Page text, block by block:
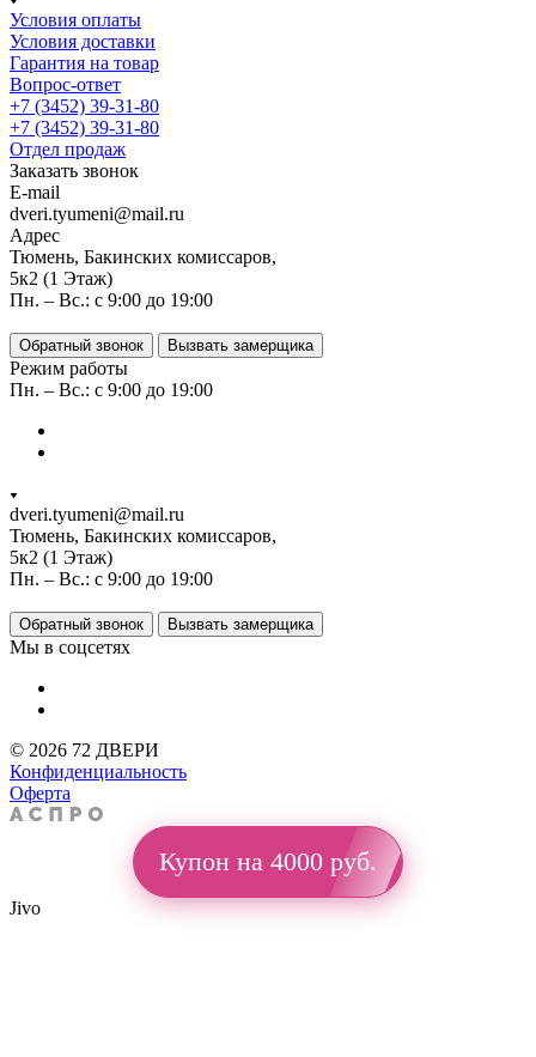
Условия оплаты
Условия доставки
Гарантия на товар
Вопрос-ответ
+7 (3452) 39-31-80
+7 (3452) 39-31-80
Отдел продаж
Заказать звонок
E-mail
dveri.tyumeni@mail.ru
Адрес
Тюмень, Бакинских комиссаров,
5к2 (1 Этаж)
Пн. – Вс.: с 9:00 до 19:00
Обратный звонок Вызвать замерщика
Режим работы
Пн. – Вс.: с 9:00 до 19:00
dveri.tyumeni@mail.ru
Тюмень, Бакинских комиссаров,
5к2 (1 Этаж)
Пн. – Вс.: с 9:00 до 19:00
Обратный звонок Вызвать замерщика
Мы в соцсетях
© 2026 72 ДВЕРИ
Конфиденциальность
Оферта
Купон на 4000 руб.
Jivo